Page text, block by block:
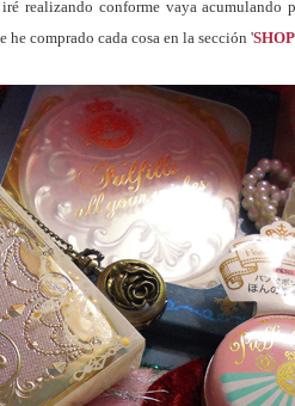
realizando conforme vaya
comprado cada cosa en la sección '